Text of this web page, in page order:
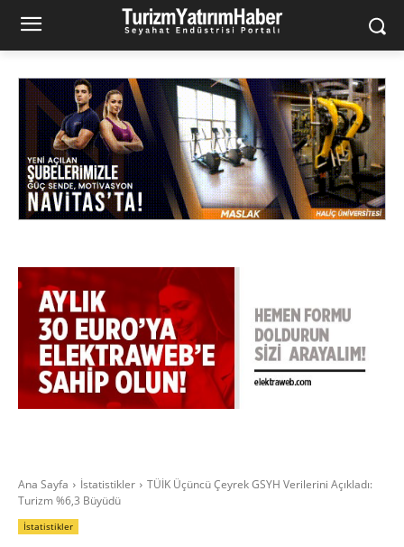
Ana Sayfa İstatistikler
TÜİK Üçüncü Çeyrek GSYH Verilerini Açıkladı:
Turizm %6,3 Büyüdü
İstatistikler